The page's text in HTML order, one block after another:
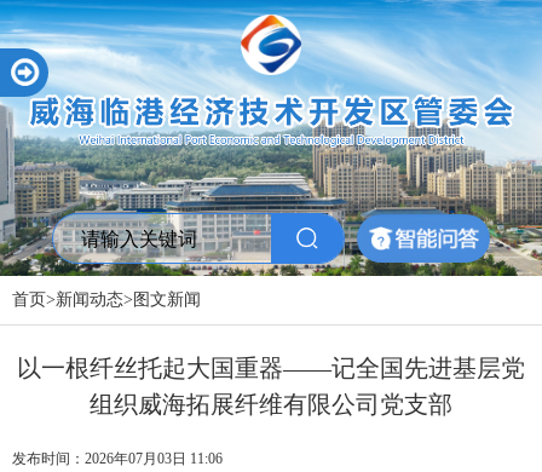
首页>新闻动态> 图文新闻
以一根纤丝托起大国重器——记全国先进基层党
组织威海拓展纤维有限公司党支部
发布时间：2026年07月03日 11:06